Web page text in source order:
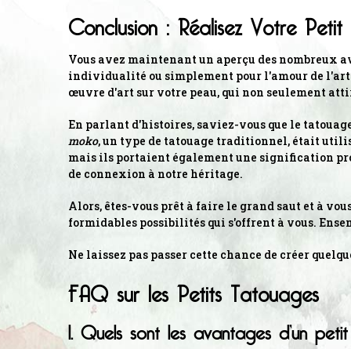
Conclusion : Réalisez Votre
Vous avez maintenant un aperçu des nombreux
individualité ou simplement pour l'amour de
œuvre d'art sur votre peau, qui non seulement
En parlant d'histoires, saviez-vous que le
moko, un type de tatouage traditionnel, était
mais ils portaient également une signification
de connexion à notre héritage.
Alors, êtes-vous prêt à faire le grand saut et à
formidables possibilités qui s'offrent à vous.
Ne laissez pas passer cette chance de créer
FAQ sur les Petits Tatouages
1. Quels sont les avantages d’un